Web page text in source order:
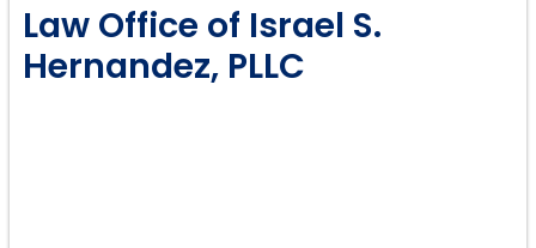
Law Office of Israel S.
Hernandez, PLLC